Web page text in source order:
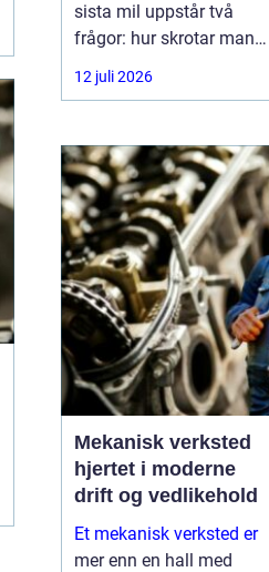
sista mil uppstår två
frågor: hur skrotar man
den på ett korrekt sätt,
och hur tar man tillvara
fortfarande fungerar? I
storstadsområdet kring
Stockholm har behovet
av
12 juli 2026
Mekanisk verksted
hjertet i moderne
drift og vedlikehold
Et mekanisk verksted er
mer enn en hall med